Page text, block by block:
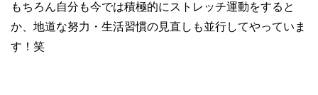
もちろん自分も今では積極的にストレッチ運動をすると
か、地道な努力・生活習慣の見直しも並行してやっていま
す！笑